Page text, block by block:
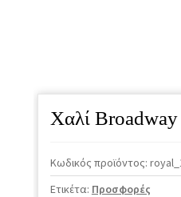
Χαλί
Κωδικός προϊόντος:
Ετικέτα: Προσφορές